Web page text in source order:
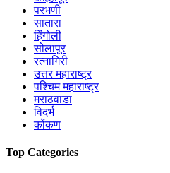
परभणी
सातारा
हिंगोली
सोलापूर
रत्नागिरी
उत्तर महाराष्ट्र
पश्चिम महाराष्ट्र
मराठवाडा
विदर्भ
कोंकण
Top Categories